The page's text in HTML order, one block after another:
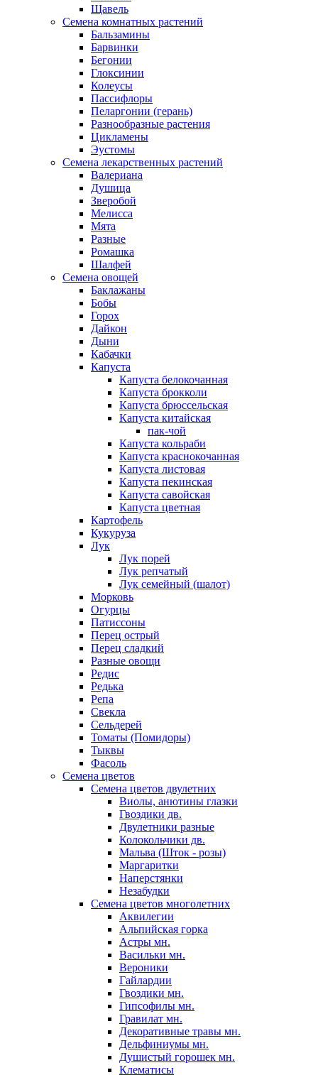
Щавель
Семена комнатных растений
Бальзамины
Барвинки
Бегонии
Глоксинии
Колеусы
Пассифлоры
Пеларгонии (герань)
Разнообразные растения
Цикламены
Эустомы
Семена лекарственных растений
Валериана
Душица
Зверобой
Мелисса
Мята
Разные
Ромашка
Шалфей
Семена овощей
Баклажаны
Бобы
Горох
Дайкон
Дыни
Кабачки
Капуста
Капуста белокочанная
Капуста брокколи
Капуста брюссельская
Капуста китайская
пак-чой
Капуста кольраби
Капуста краснокочанная
Капуста листовая
Капуста пекинская
Капуста савойская
Капуста цветная
Картофель
Кукуруза
Лук
Лук порей
Лук репчатый
Лук семейный (шалот)
Морковь
Огурцы
Патиссоны
Перец острый
Перец сладкий
Разные овощи
Редис
Редька
Репа
Свекла
Сельдерей
Томаты (Помидоры)
Тыквы
Фасоль
Семена цветов
Семена цветов двулетних
Виолы, анютины глазки
Гвоздики дв.
Двулетники разные
Колокольчики дв.
Мальва (Шток - розы)
Маргаритки
Наперстянки
Незабудки
Семена цветов многолетних
Аквилегии
Альпийская горка
Астры мн.
Васильки мн.
Вероники
Гайлардии
Гвоздики мн.
Гипсофилы мн.
Гравилат мн.
Декоративные травы мн.
Дельфиниумы мн.
Душистый горошек мн.
Клематисы